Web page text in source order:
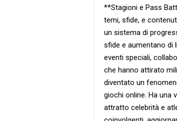
**Stagioni e Pass
temi, sfide, e
un sistema di
sfide e aumentano di
eventi speciali,
che hanno attirato
diventato un
giochi online. Ha una
attratto celebrità e